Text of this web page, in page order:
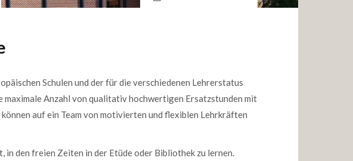
Schulen und der für die verschiedenen Lehrerstatus
Anzahl von qualitativ hochwertigen Ersatzstunden mit
auf ein Team von motivierten und flexiblen Lehrkräften
in den freien Zeiten in der Etüde oder Bibliothek zu lernen.